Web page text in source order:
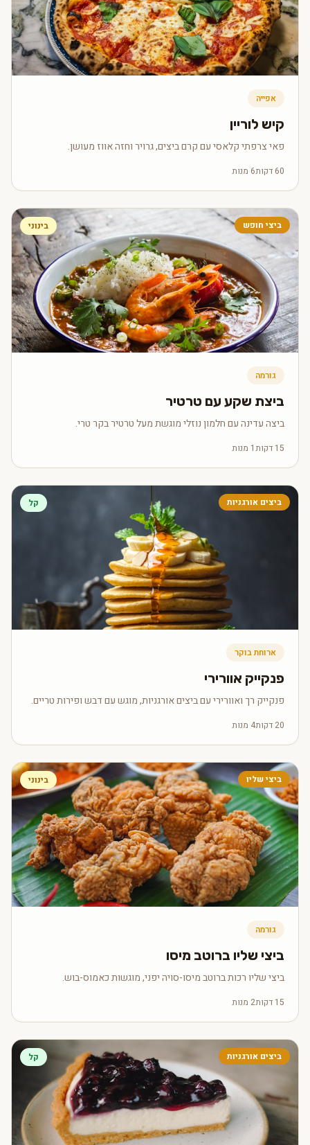
אפייה
קיש לוריין
פאי צרפתי קלאסי עם קרם ביצים, גרויר וחזה אווז מעושן.
60 דקות 6 מנות
ביצי חופש בינוני
גורמה
ביצת שקע עם טרטיר
ביצה עדינה עם חלמון נוזלי מוגשת מעל טרטיר בקר טרי.
15 דקות 1 מנות
ביצים אורגניות קל
ארוחת בוקר
פנקייק אוורירי
פנקייק רך ואוורירי עם ביצים אורגניות, מוגש עם דבש ופירות טריים.
20 דקות 4 מנות
ביצי שליו בינוני
גורמה
ביצי שליו ברוטב מיסו
ביצי שליו רכות ברוטב מיסו-סויה יפני, מוגשות כאמוס-בוש.
15 דקות 2 מנות
ביצים אורגניות קל